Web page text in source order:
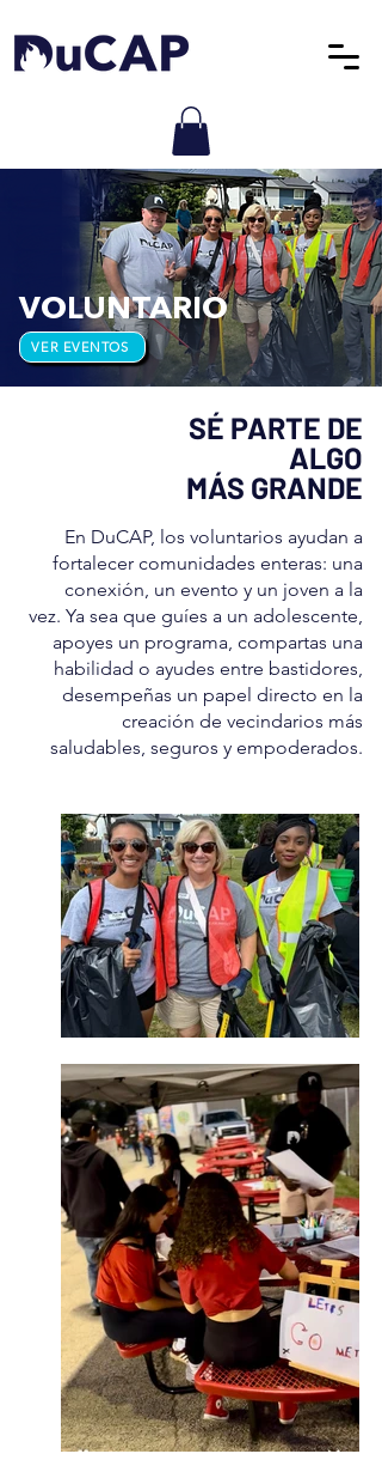
VOLUNTARIO
VER EVENTOS
SÉ PARTE DE
ALGO
MÁS GRANDE
En DuCAP, los voluntarios ayudan a
fortalecer comunidades enteras: una
conexión, un evento y un joven a la
vez. Ya sea que guíes a un adolescente,
apoyes un programa, compartas una
habilidad o ayudes entre bastidores,
desempeñas un papel directo en la
creación de vecindarios más
saludables, seguros y empoderados.